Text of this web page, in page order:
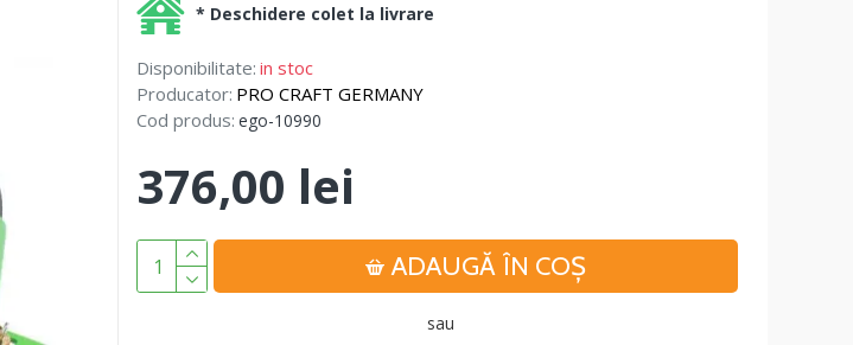
Disponibilitate: in stoc
Producator: PRO CRAFT GERMANY
Cod produs: ego-10990
376,00 lei
ADAUGĂ ÎN COŞ
* Deschidere colet la livrare
sau